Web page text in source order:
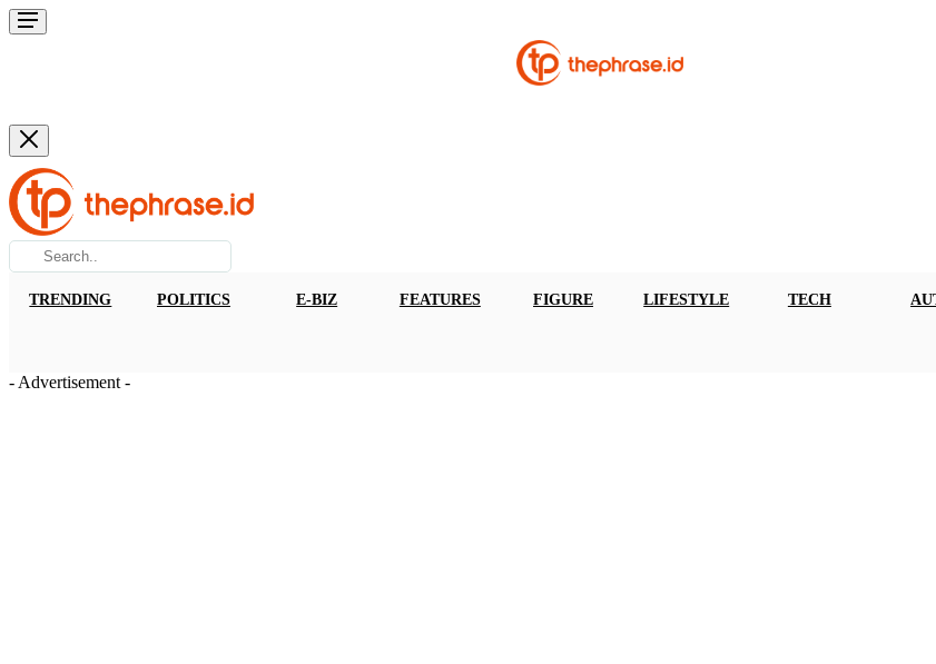
TRENDING POLITICS E-BIZ FEATURES FIGURE LIFESTYLE TECH
- Advertisement -